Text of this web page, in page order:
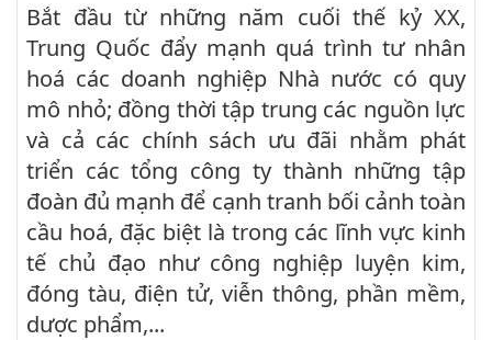
Bắt đầu từ những năm cuối thế kỷ XX,
Trung Quốc đẩy mạnh quá trình tư nhân
hoá các doanh nghiệp Nhà nước có quy
mô nhỏ; đồng thời tập trung các nguồn lực
và cả các chính sách ưu đãi nhằm phát
triển các tổng công ty thành những tập
đoàn đủ mạnh để cạnh tranh bối cảnh toàn
cầu hoá, đặc biệt là trong các lĩnh vực kinh
tế chủ đạo như công nghiệp luyện kim,
đóng tàu, điện tử, viễn thông, phần mềm,
dược phẩm,...